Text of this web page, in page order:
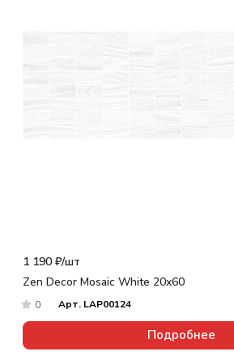
1 190 ₽/шт
Zen Decor Mosaic White 20x60
0 Арт. LAP00124
Подробнее